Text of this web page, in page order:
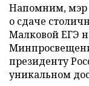
Напомним, мэр
о сдаче
Малковой ЕГЭ
президенту
уникальном